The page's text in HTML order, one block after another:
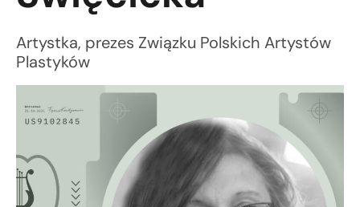
Artystka, prezes Związku Polskich Artystów
Plastyków